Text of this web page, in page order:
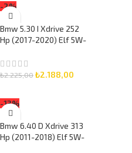
-2%
Bmw 5.30 I Xdrive 252
Hp (2017-2020) Elf 5W-
Bakım Seti 3 Parça Set
₺2.225,00₺2.188,00
-13%
Bmw 6.40 D Xdrive 313
Hp (2011-2018) Elf 5W-